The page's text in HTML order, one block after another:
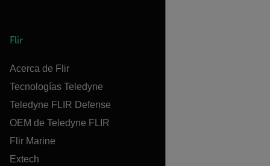
Flir
Acerca de Flir
Tecnologías Teledyne
Teledyne FLIR Defense
OEM de Teledyne FLIR
Flir Marine
Extech